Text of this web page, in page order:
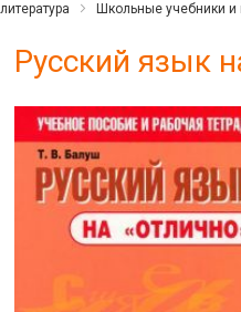
Школьные учебники и
Русский язык